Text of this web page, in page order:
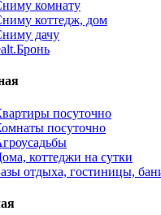
комнату
коттедж, дом
дачу
посуточно
посуточно
коттеджи на сутки
отдыха, гостиницы,